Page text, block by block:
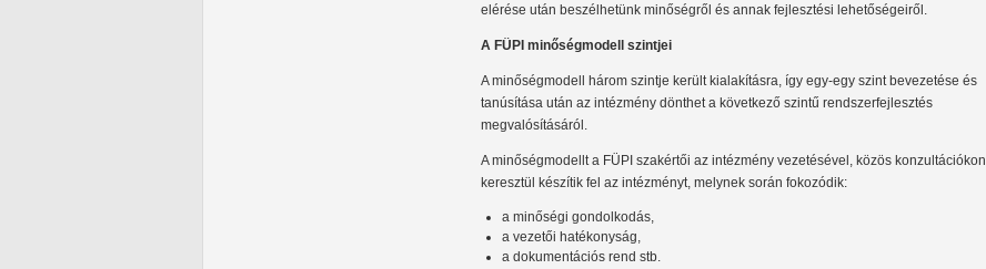
elérése után beszélhetünk minőségről és annak fejlesztési lehetőségeiről.
A FÜPI minőségmodell szintjei
A minőségmodell három szintje került kialakításra, így egy-egy szint bevezetése és
tanúsítása után az intézmény dönthet a következő szintű rendszerfejlesztés
megvalósításáról.
A minőségmodellt a FÜPI szakértői az intézmény vezetésével, közös konzultációkon
keresztül készítik fel az intézményt, melynek során fokozódik:
a minőségi gondolkodás,
a vezetői hatékonyság,
a dokumentációs rend stb.